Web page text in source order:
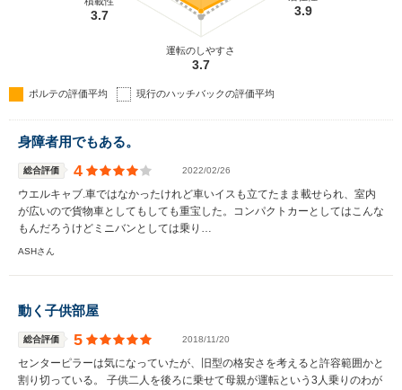
3.9
運転のしやすさ
3.7
3.7
ポルテの評価平均 現行のハッチバックの評価平均
身障者用でもある。
総合評価 4 2022/02/26
ウエルキャブ.車ではなかったけれど車いイスも立てたまま載せられ、室内
が広いので貨物車としてもしても重宝した。コンパクトカーとしてはこんな
もんだろうけどミニバンとしては乗り…
ASHさん
動く子供部屋
総合評価 5 2018/11/20
センターピラーは気になっていたが、旧型の格安さを考えると許容範囲かと
割り切っている。 子供二人を後ろに乗せて母親が運転という3人乗りのわが